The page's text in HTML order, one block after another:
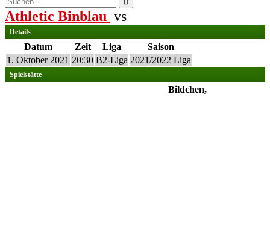
nach:
Athletic Binblau vs
Details
Datum Zeit Liga
Saison
1. Oktober 2021 20:30 B2-Liga 2021/2022 Liga
Spielstätte
Bildchen,